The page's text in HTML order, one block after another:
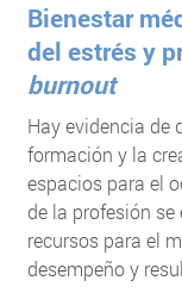
Bienestar
del estrés y
burnout
Hay evidencia de
formación y la
espacios para el
de la profesión se
recursos para el
desempeño y